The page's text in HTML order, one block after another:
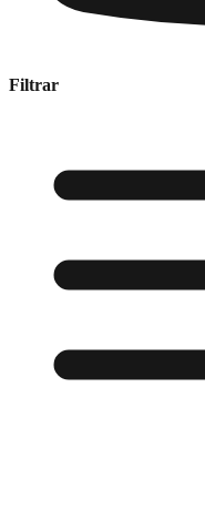
Filtrar